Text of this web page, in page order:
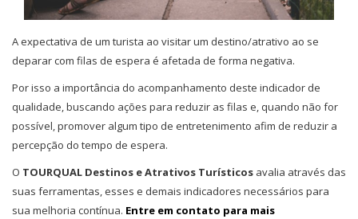
A expectativa de um turista ao visitar um destino/atrativo ao se
deparar com filas de espera é afetada de forma negativa.
Por isso a importância do acompanhamento deste indicador de
qualidade, buscando ações para reduzir as filas e, quando não for
possível, promover algum tipo de entretenimento afim de reduzir a
percepção do tempo de espera.
O TOURQUAL Destinos e Atrativos Turísticos avalia através das
suas ferramentas, esses e demais indicadores necessários para
sua melhoria contínua. Entre em contato para mais